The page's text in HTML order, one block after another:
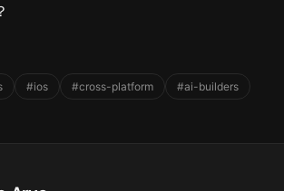
#ios #cross-platform #ai-builders